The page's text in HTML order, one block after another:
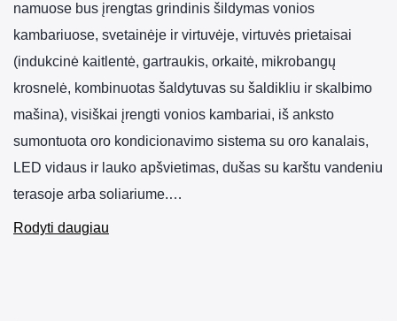
namuose bus įrengtas grindinis šildymas vonios
kambariuose, svetainėje ir virtuvėje, virtuvės prietaisai
(indukcinė kaitlentė, gartraukis, orkaitė, mikrobangų
krosnelė, kombinuotas šaldytuvas su šaldikliu ir skalbimo
mašina), visiškai įrengti vonios kambariai, iš anksto
sumontuota oro kondicionavimo sistema su oro kanalais,
LED vidaus ir lauko apšvietimas, dušas su karštu vandeniu
terasoje arba soliariume.…
Rodyti daugiau